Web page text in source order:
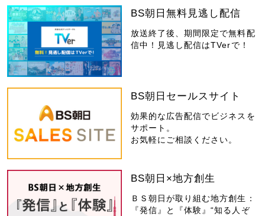
BS朝日無料見逃し配信
放送終了後、期間限定で無料配
信中！見逃し配信はTVerで！
BS朝日セールスサイト
効果的な広告配信でビジネスを
サポート。
お気軽にご相談ください。
BS朝日×地方創生
ＢＳ朝日が取り組む地方創生：
『発信』と『体験』“知る人ぞ